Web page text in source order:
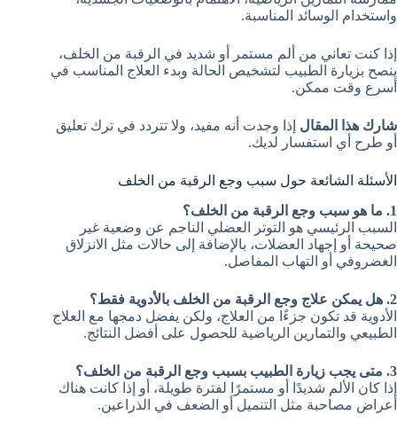
واستخدام الوسائد المناسبة.
إذا كنت تعاني من ألم مستمر أو شديد في الرقبة من الخلف،
ينصح بزيارة الطبيب لتشخيص الحالة وبدء العلاج المناسب في
أسرع وقت ممكن.
شارك هذا المقال إذا وجدت أنه مفيد، ولا تتردد في ترك تعليق
أو طرح أي استفسار لديك.
الأسئلة الشائعة حول سبب وجع الرقبة من الخلف
1. ما هو سبب وجع الرقبة من الخلف؟
السبب الرئيسي هو التوتر العضلي الناجم عن وضعية غير
صحيحة أو إجهاد العضلات، بالإضافة إلى حالات مثل الانزلاق
الغضروفي أو التهاب المفاصل.
2. هل يمكن علاج وجع الرقبة من الخلف بالأدوية فقط؟
الأدوية قد تكون جزءًا من العلاج، ولكن يفضل دمجها مع العلاج
الطبيعي والتمارين الرياضية للحصول على أفضل النتائج.
3. متى يجب زيارة الطبيب بسبب وجع الرقبة من الخلف؟
إذا كان الألم شديدًا أو مستمرًا لفترة طويلة، أو إذا كانت هناك
أعراض مصاحبة مثل التنميل أو الضعف في الذراعين.